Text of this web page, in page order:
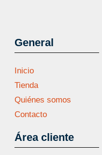
General
Inicio
Tienda
Quiénes somos
Contacto
Área cliente